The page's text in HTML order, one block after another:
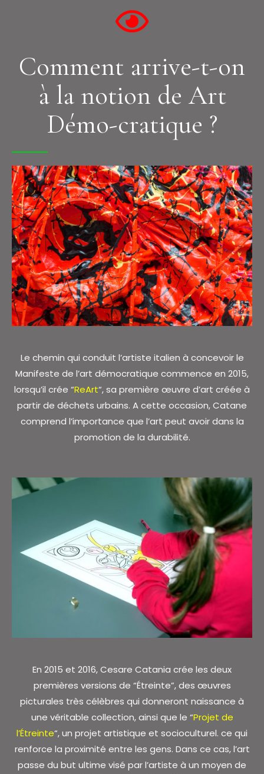
Comment arrive-t-on
à la notion de Art
Démo-cratique ?
Le chemin qui conduit l’artiste italien à concevoir le
Manifeste de l’art démocratique commence en 2015,
lorsqu’il crée “ReArt“, sa première œuvre d’art créée à
partir de déchets urbains. A cette occasion, Catane
comprend l’importance que l’art peut avoir dans la
promotion de la durabilité.
En 2015 et 2016, Cesare Catania crée les deux
premières versions de “Étreinte”, des œuvres
picturales très célèbres qui donneront naissance à
une véritable collection, ainsi que le “Projet de
l’Étreinte“, un projet artistique et socioculturel. ce qui
renforce la proximité entre les gens. Dans ce cas, l’art
passe du but ultime visé par l’artiste à un moyen de